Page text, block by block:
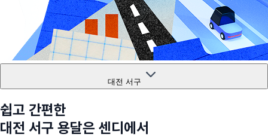
대전 서구
쉽고 간편한
대전 서구 용달은 센디에서